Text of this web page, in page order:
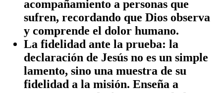
acompañamiento a personas que
sufren, recordando que Dios observa
y comprende el dolor humano.
La fidelidad ante la prueba: la
declaración de Jesús no es un simple
lamento, sino una muestra de su
fidelidad a la misión. Enseña a